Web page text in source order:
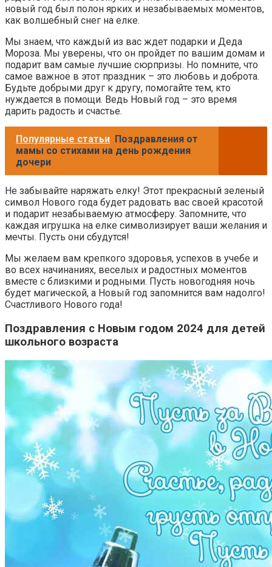
новый год был полон ярких и незабываемых моментов,
как волшебный снег на елке.
Мы знаем, что каждый из вас ждет подарки и Деда
Мороза. Мы уверены, что он пройдет по вашим домам и
подарит вам самые лучшие сюрпризы. Но помните, что
самое важное в этот праздник – это любовь и доброта.
Будьте добрыми друг к другу, помогайте тем, кто
нуждается в помощи. Ведь Новый год – это время
дарить радость и счастье.
Популярные статьи Поздравления от
мамы со стихами на день рождения
дочери
Не забывайте наряжать елку! Этот прекрасный зеленый
символ Нового года будет радовать вас своей красотой
и подарит незабываемую атмосферу. Запомните, что
каждая игрушка на елке символизирует ваши желания и
мечты. Пусть они сбудутся!
Мы желаем вам крепкого здоровья, успехов в учебе и
во всех начинаниях, веселых и радостных моментов
вместе с близкими и родными. Пусть новогодняя ночь
будет магической, а Новый год запомнится вам надолго!
Счастливого Нового года!
Поздравления с Новым годом 2024 для детей
школьного возраста